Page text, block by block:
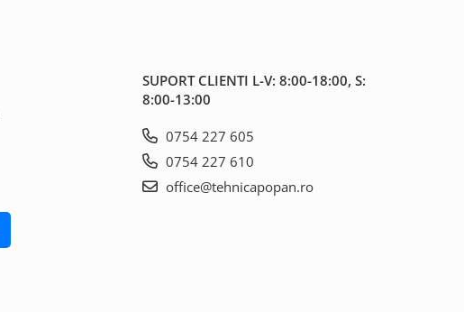
SUPORT CLIENTI L-V: 8:00-18:00, S:
8:00-13:00
0754 227 605
0754 227 610
office@tehnicapopan.ro